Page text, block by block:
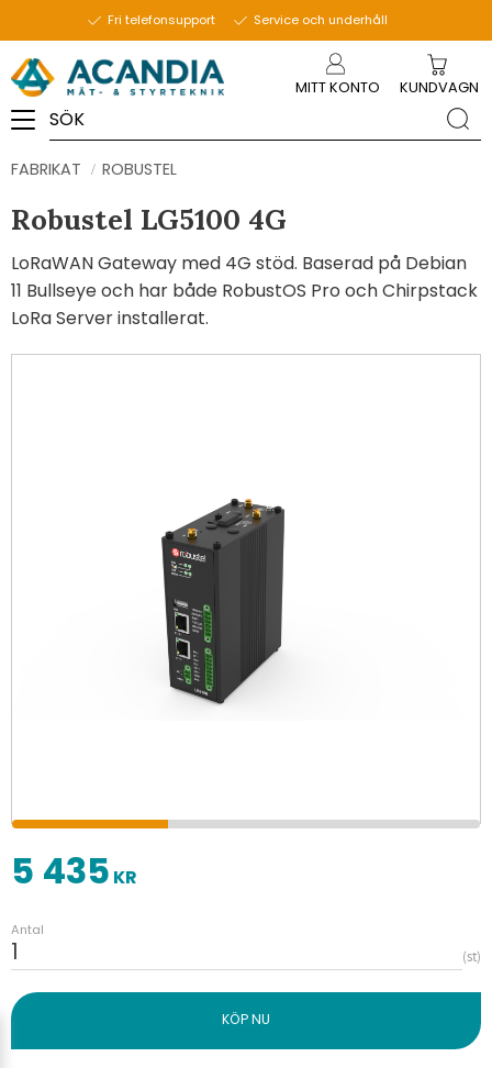
Fri telefonsupport Service och underhåll
MITT KONTO KUNDVAGN
FABRIKAT ROBUSTEL
Robustel LG5100 4G
LoRaWAN Gateway med 4G stöd. Baserad på Debian
11 Bullseye och har både RobustOS Pro och Chirpstack
LoRa Server installerat.
5 435 KR
Antal
st